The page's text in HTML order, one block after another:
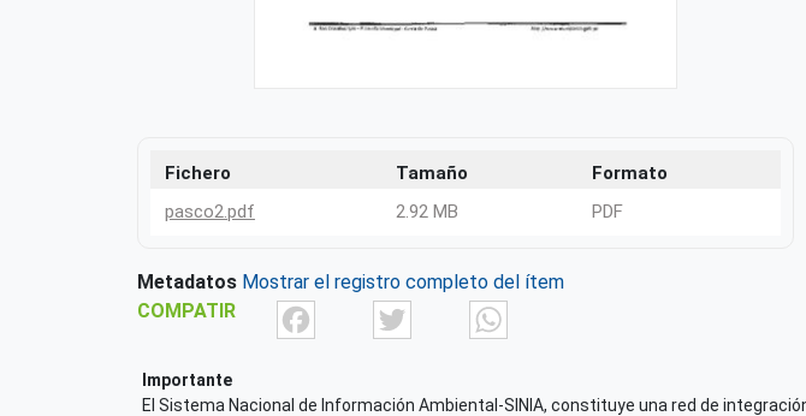
Fichero Tamaño
Formato
pasco2.pdf
2.92 MB PDF
Metadatos Mostrar el registro completo del ítem
COMPATIR
FacebookTwitter
Importante
El Sistema Nacional de Información Ambiental-SINIA, constituye una red de